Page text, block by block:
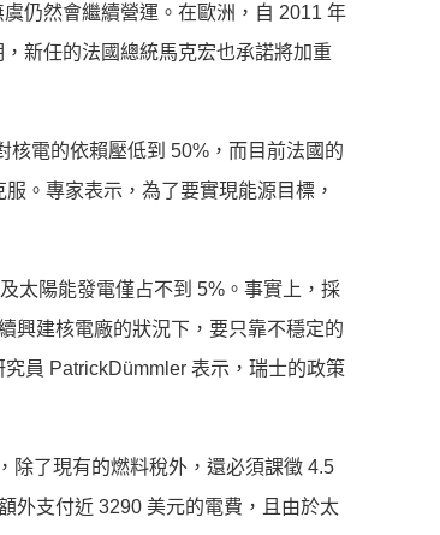
仍然會繼續營運。在歐洲，自 2011 年
新任的法國總統馬克宏也承諾將加重
核電的依賴壓低到 50%，而目前法國的
。專家表示，為了要實現能源目標，
太陽能發電僅占不到 5%。事實上，採
興建核電廠的狀況下，要只靠不穩定的
員 PatrickDümmler 表示，瑞士的政策
除了現有的燃料稅外，還必須課徵 4.5
外支付近 3290 美元的電費，且由於太